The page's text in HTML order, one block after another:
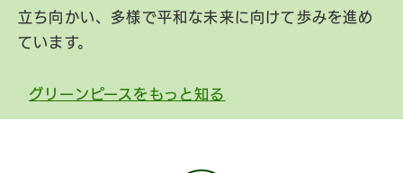
立ち向かい、多様で平和な未来に向けて歩みを進め
ています。
グリーンピースをもっと知る